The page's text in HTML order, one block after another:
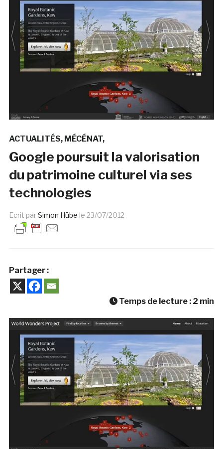
ACTUALITÉS MÉCÉNAT
Google poursuit la valorisation
du patrimoine culturel via ses
technologies
Ecrit parSimon Hübe le 23/07/2012
Partager :
Temps de lecture : 2 min